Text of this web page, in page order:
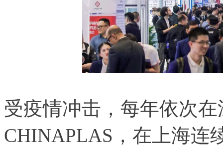
受疫情冲击，每年依次
CHINAPLAS，在上海连